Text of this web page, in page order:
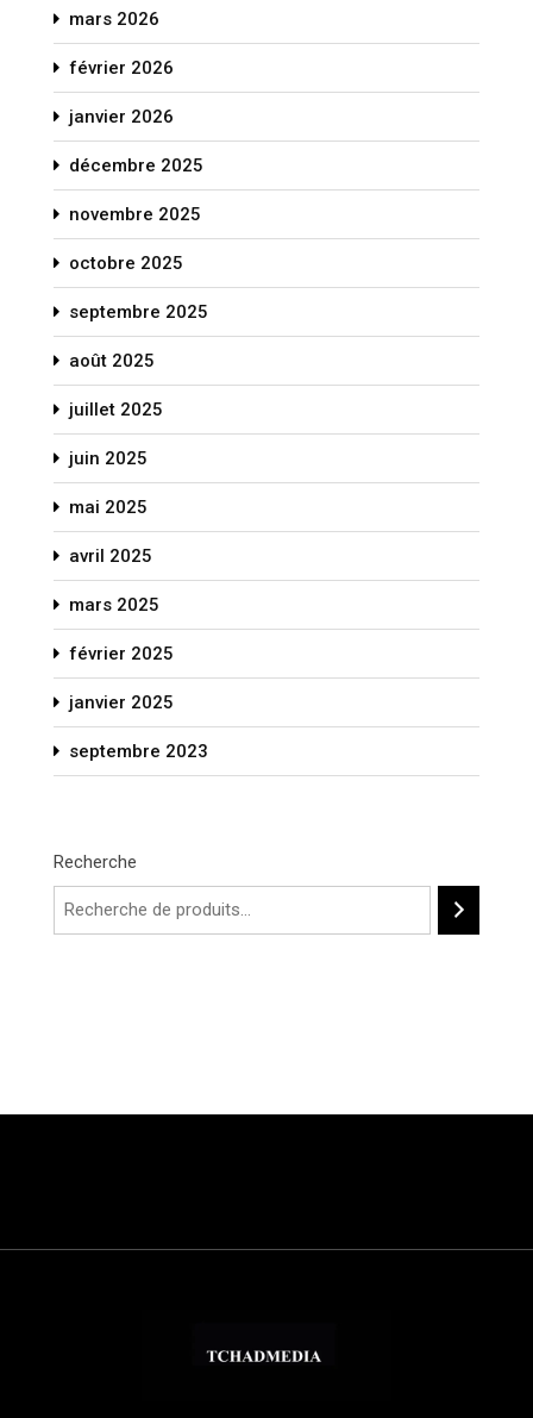
mars 2026
février 2026
janvier 2026
décembre 2025
novembre 2025
octobre 2025
septembre 2025
août 2025
juillet 2025
juin 2025
mai 2025
avril 2025
mars 2025
février 2025
janvier 2025
septembre 2023
Recherche